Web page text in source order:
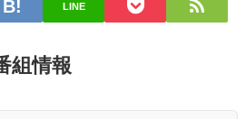
LINE
組情報